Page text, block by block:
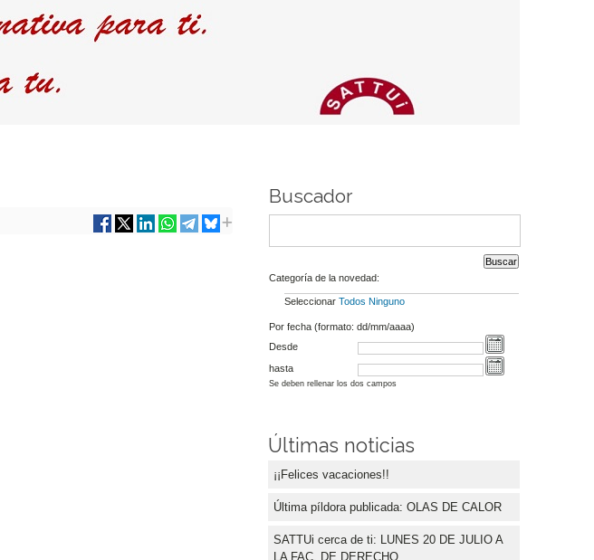
Buscador
Categoría de la novedad:
Seleccionar Todos Ninguno
Por fecha (formato: dd/mm/aaaa)
Desde
hasta
Se deben rellenar los dos campos
Últimas noticias
¡¡Felices vacaciones!!
Última píldora publicada: OLAS DE CALOR
SATTUi cerca de ti: LUNES 20 DE JULIO A
LA FAC. DE DERECHO